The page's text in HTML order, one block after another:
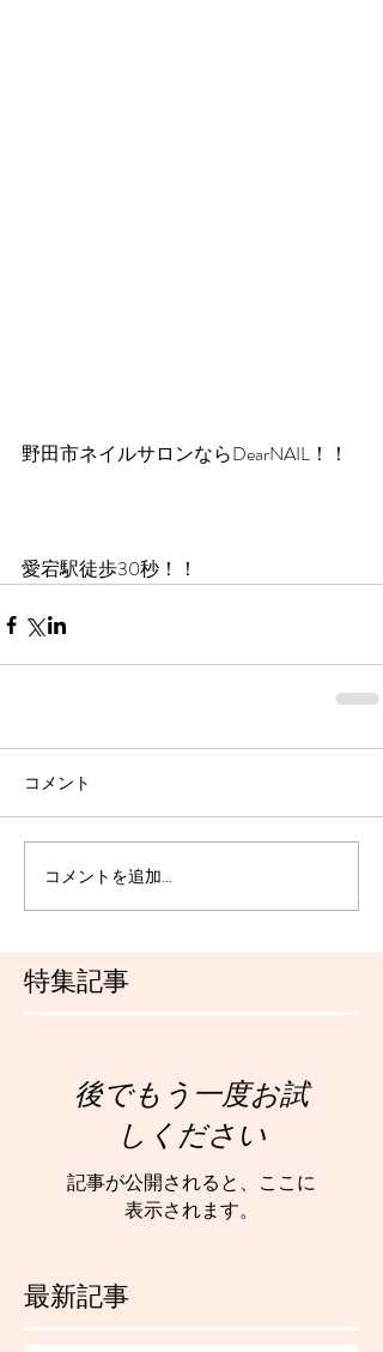
特集記事
最新記事
野田市ネイルサロンならDearNAIL！！
愛宕駅徒歩30秒！！
コメント
コメントを追加…
後でもう一度お試
しください
記事が公開されると、ここに
表示されます。